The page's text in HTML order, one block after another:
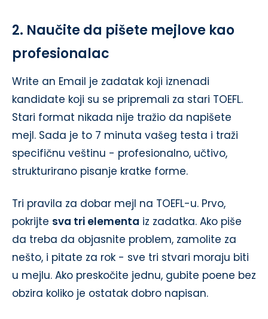
2. Naučite da pišete mejlove kao
profesionalac
Write an Email je zadatak koji iznenadi
kandidate koji su se pripremali za stari TOEFL.
Stari format nikada nije tražio da napišete
mejl. Sada je to 7 minuta vašeg testa i traži
specifičnu veštinu - profesionalno, učtivo,
strukturirano pisanje kratke forme.
Tri pravila za dobar mejl na TOEFL-u. Prvo,
pokrijte sva tri elementa iz zadatka. Ako piše
da treba da objasnite problem, zamolite za
nešto, i pitate za rok - sve tri stvari moraju biti
u mejlu. Ako preskočite jednu, gubite poene bez
obzira koliko je ostatak dobro napisan.